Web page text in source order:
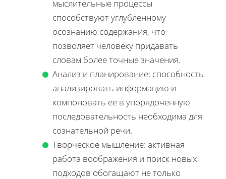
мыслительные процессы
способствуют углубленному
осознанию содержания, что
позволяет человеку придавать
словам более точные значения.
Анализ и планирование: способность
анализировать информацию и
компоновать её в упорядоченную
последовательность необходима для
сознательной речи.
Творческое мышление: активная
работа воображения и поиск новых
подходов обогащают не только